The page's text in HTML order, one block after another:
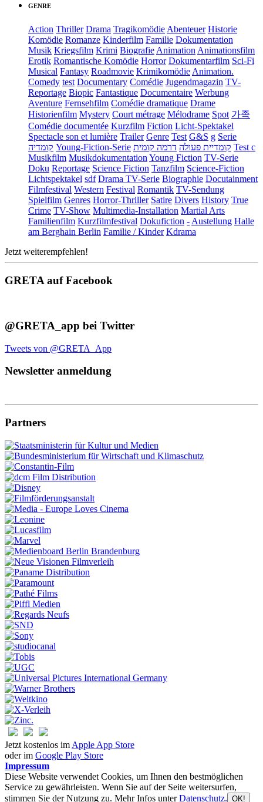
GENRE
Action Thriller Drama Tragikomödie Abenteuer Historie
Komödie Romanze Kinderfilm Familie Dokumentation
Musik Kriegsfilm Krimi Biografie Animation Animationsfilm
Erotik Romantische Komödie Horror Dokumentarfilm Sci-Fi
Musical Fantasy Roadmovie Krimikomödie Animation.
Comedy test Documentary Comédie Jugendmagazin TV-
Reportage Biopic Fantastique Documentaire Werbung
Aventure Fernsehfilm Comédie dramatique Drame
Historienfilm Mystery Court métrage Mélodrame Spot 가족
Comédie documentée Kurzfilm Fiction Licht-Spektakel
Spectacle son et lumière Trailer Genre Test G&S g Serie
קומדיה Young-Fiction-Serie קומדיית פעולה דרמה קומית
Test c
Musikfilm Musikdokumentation Young Fiction TV-Serie
Doku Reportage Science Fiction Tanzfilm Science-Fiction
Lichtspektakel sdf Drama TV-Serie Biographie Docutainment
Filmfestival Western Festival Romantik TV-Sendung
Spielfilm Genres Horror-Thriller Satire Divers History True
Crime TV-Show Multimedia-Installation Martial Arts
Familienfilm Kurzfilmfestival Dokufiction - Austellung Halle
am Berghain Berlin Familie / Kinder Kdrama
Jetzt weiterempfehlen!
GRETA auf Facebook
@GRETA_app bei Twitter
Tweets von @GRETA_App
Newsletter anmeldung
Partners
Jetzt kostenlos im Apple App Store
oder im Google Play Store
Impressum
Diese Website verwendet Cookies, um Ihnen den bestmöglichen
Service zu gewährleisten. Wenn Sie auf der Seite weitersurfen,
stimmen Sie der Nutzung zu. Mehr Infos unterDatenschutz. OK!